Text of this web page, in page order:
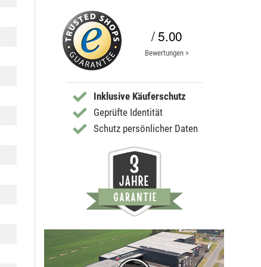
/ 5.00
Bewertungen >
Inklusive Käuferschutz
Geprüfte Identität
Schutz persönlicher Daten